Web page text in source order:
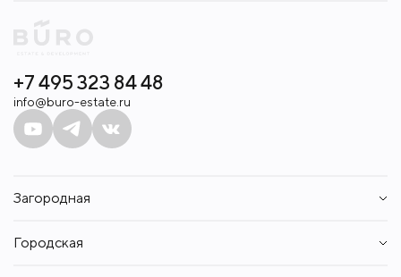
+7 495 323 84 48
info@buro-estate.ru
Загородная
Участки
Городская